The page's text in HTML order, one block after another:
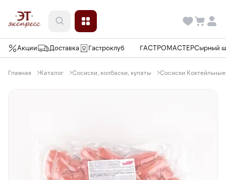
Акции Доставка Гастроклуб ГАСТРОМАСТЕРСырный
Главная Каталог Сосиски, колбаски, купаты Сосиски Коктейльные